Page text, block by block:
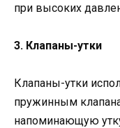
при высоких
3. Клапаны-утки
Клапаны-утки
пружинным
напоминающую